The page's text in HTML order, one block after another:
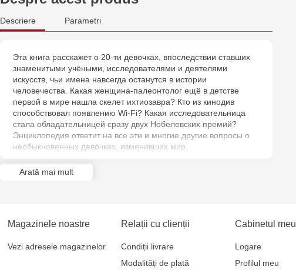
Descriere Parametri
Эта книга расскажет о 20-ти девочках, впоследствии ставших
знаменитыми учёными, исследователями и деятелями
искусств, чьи имена навсегда останутся в истории
человечества. Какая женщина-палеонтолог ещё в детстве
первой в мире нашла скелет ихтиозавра? Кто из кинодив
способствовал появлению Wi-Fi? Какая исследовательница
стала обладательницей сразу двух Нобелевских премий?
Энциклопедия ответит на все эти и многие другие вопросы о
необыкновенных девочках, изменивших мир.
Arată mai mult
Magazinele noastre
Vezi adresele magazinelor
Relații cu clienții
Condiții livrare
Modalități de plată
Cabinetul meu
Logare
Profilul meu